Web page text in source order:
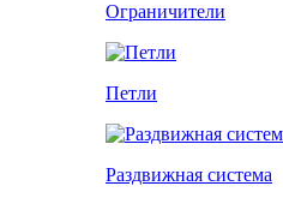
Ограничители
Петли
Раздвижная система